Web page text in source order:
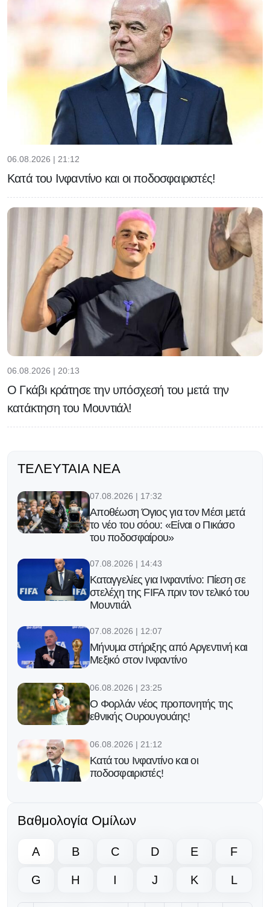
06.08.2026 | 21:12
Κατά του Ινφαντίνο και οι ποδοσφαιριστές!
06.08.2026 | 20:13
Ο Γκάβι κράτησε την υπόσχεσή του μετά την
κατάκτηση του Μουντιάλ!
ΤΕΛΕΥΤΑΊΑ ΝΈΑ
07.08.2026 | 17:32
Αποθέωση Όγιος για τον Μέσι μετά
το νέο του σόου: «Είναι ο Πικάσο
του ποδοσφαίρου»
07.08.2026 | 14:43
Καταγγελίες για Ινφαντίνο: Πίεση σε
στελέχη της FIFA πριν τον τελικό του
Μουντιάλ
07.08.2026 | 12:07
Μήνυμα στήριξης από Αργεντινή και
Μεξικό στον Ινφαντίνο
06.08.2026 | 23:25
Ο Φορλάν νέος προπονητής της
εθνικής Ουρουγουάης!
06.08.2026 | 21:12
Κατά του Ινφαντίνο και οι
ποδοσφαιριστές!
Ο Γκάβι κράτησε την υπόσχεσή του
μετά την κατάκτηση του Μουντιάλ!
06.08.2026 | 18:50
Νέο ξεκάθαρο μήνυμα της UEFA
προς τη FIFA για τον Ινφαντίνο
Βαθμολογία Ομίλων
A B C D E F
G H I J K L